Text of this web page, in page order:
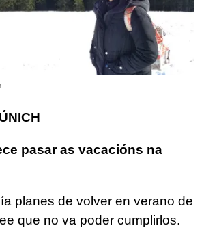
pasar as vacacións na
planes de volver en verano de
que no va poder cumplirlos.